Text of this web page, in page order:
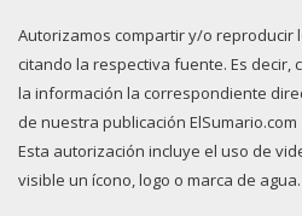
Autorizamos compartir y/o reproducir
citando la respectiva fuente. Es decir,
la información la correspondiente
de nuestra publicación ElSumario.com
Esta autorización incluye el uso de
visible un ícono, logo o marca de agua.